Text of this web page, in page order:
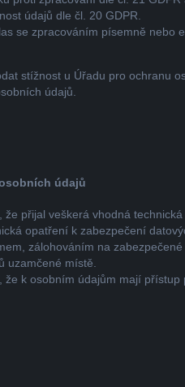
údajů dle čl. 20 GDPR.
se zpracováním písemně nebo
stížnost u Úřadu pro ochranu
údajů.
údajů
že přijal veškerá vhodná
opatření k zabezpečení
zálohováním na
uzamčené místě.
že k osobním údajům mají přístup